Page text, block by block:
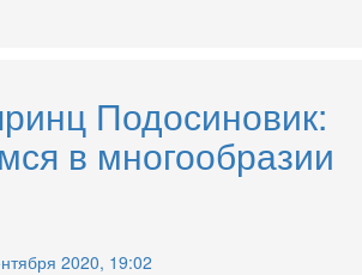
Подосиновик:
в многообразии
2020, 19:02